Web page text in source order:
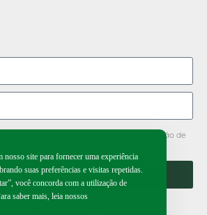
newsletter do Grupo Publique e divulgação de
Enviar
nosso site para fornecer uma experiência
suas preferências e visitas repetidas.
você concorda com a utilização de
saber mais, leia nossos